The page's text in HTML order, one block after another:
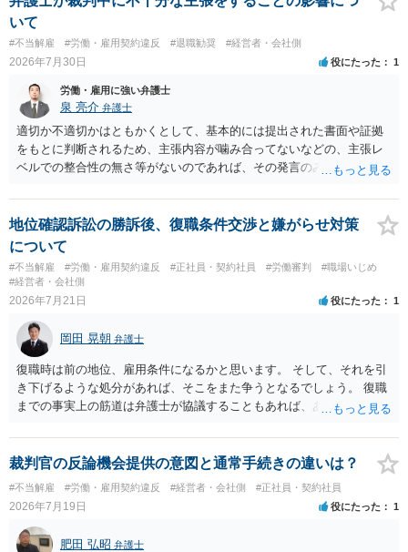
に、「独立行政法人労働者健康安全機構 」という公的機関が未払賃金
の立替事業を行っています。詳しくは、同機構の＜未払賃金立替払相
談コーナー＞ TEL 044-431-8663 相談時間：土日祝日を除く9:15～1
7:00 に相談してみてください。同じように未払となった他の従業員の
方がいれば一緒に相談してみるといいでしょう。
いて
#不当解雇 #労働・雇用契約違反 #退職勧奨 #経営者・会社側
2026年7月30日 役にたった 1
労働・雇用に強い弁護士
泉 亮介 弁護士
適切か不適切かはともかくとして、基本的には提出された書面や証拠
をもとに判断されるため、主張内容が噛み合ってないなどの、主張レ
ベルでの整合性の無さ等がないのであれば、その発言のみで大きく不
地位確認訴訟の勝訴後、復職条件交渉と嫌がらせ対策
について
#不当解雇 #労働・雇用契約違反 #正社員・契約社員 #労働審判
#職場いじめ
#経営者・会社側
2026年7月21日 役にたった 1
岡田 晃朝 弁護士
復職時は前の地位、雇用条件になるかと思います。 そして、それを引
き下げるような処分があれば、そこをまた争うとなるでしょう。 復職
までの事実上の筋道は弁護士が協議することもあれば、あなたがご自
ょうから、別途費用が発生することもありますが、出勤日時の設定く
らいならサービスでしてくれるかもしれません。
裁判官の反論機会提供の意図と通常手続きの違いは？
#不当解雇 #労働・雇用契約違反 #経営者・会社側 #正社員・契約社員
2026年7月19日 役にたった 1
肥田 弘昭 弁護士